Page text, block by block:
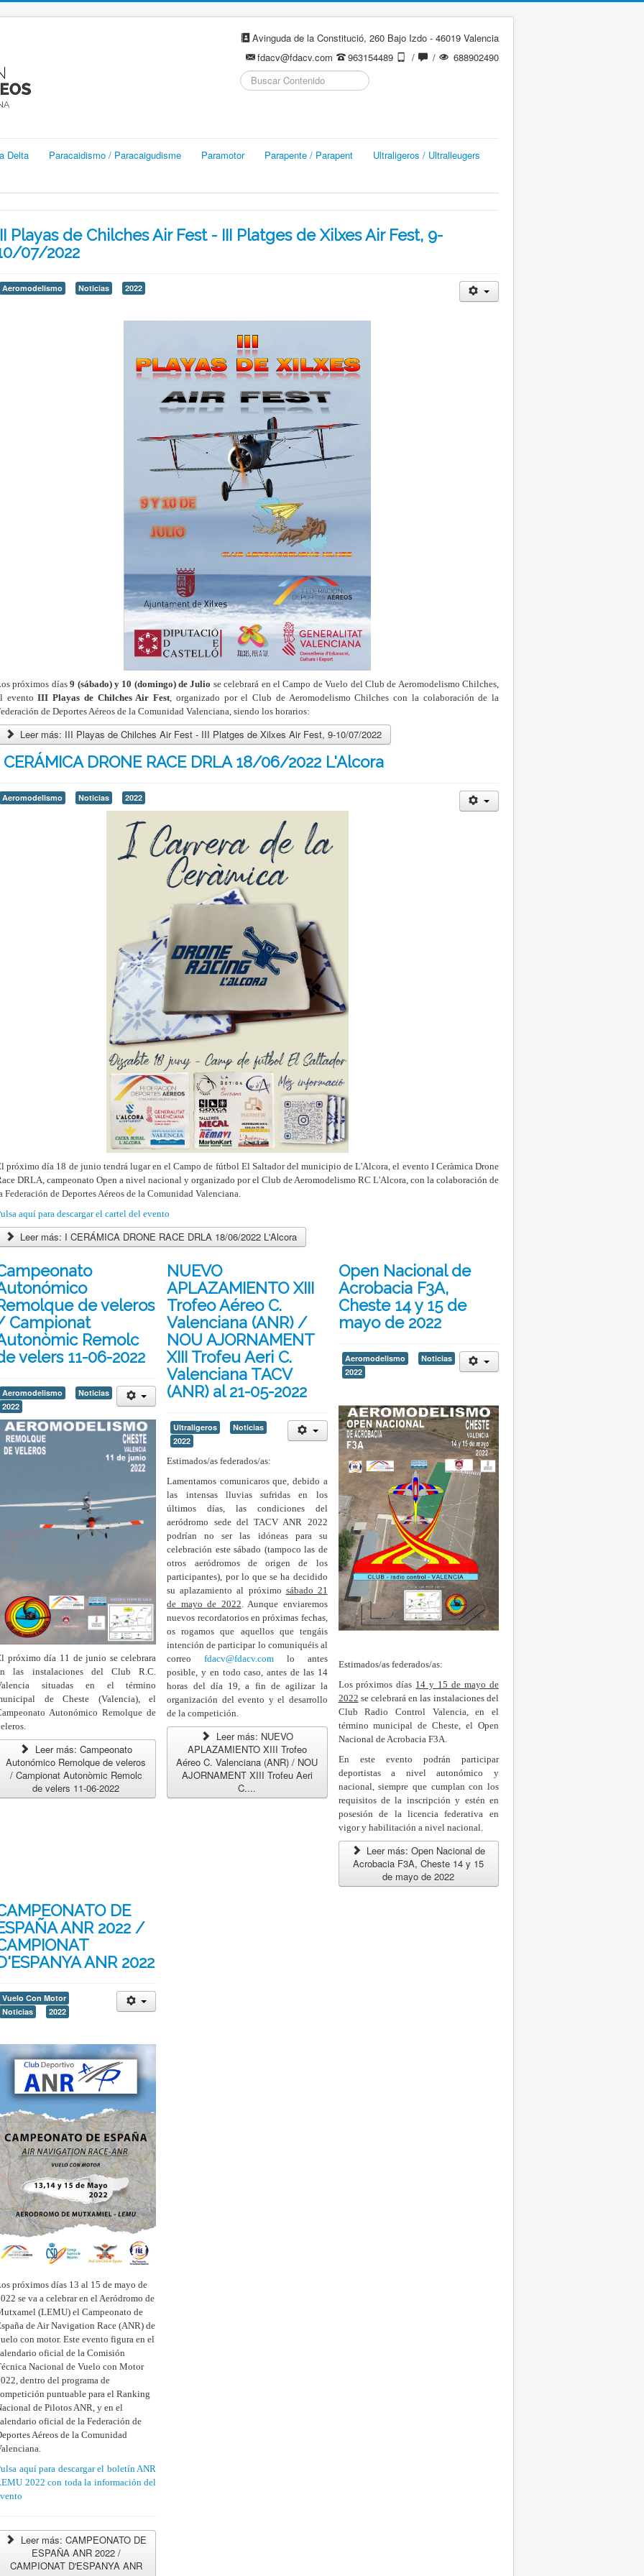
Avinguda de la Constitució, 260 Bajo Izdo - 46019 Valencia
fdacv@fdacv.com
963154489 / /
688902490
Buscar...
Delta Paracaidismo / Paracaigudisme Paramotor Parapente / Parapent Ultraligeros / Ultralleugers
Playas de Chilches Air Fest - III Platges de Xilxes Air Fest, 9-
07/2022
Aeromodelismo Noticias 2022
próximos días9 (sábado) y 10 (domingo) de Julio se celebrará en el Campo de Vuelo del Club de Aeromodelismo Chilches,
eventoIII Playas de Chilches Air Fest , organizado por el Club de Aeromodelismo Chilches con la colaboración de la
de Deportes Aéreos de la Comunidad Valenciana, siendo los horarios:
Leer más: III Playas de Chilches Air Fest - III Platges de Xilxes Air Fest, 9-10/07/2022
CERÁMICA DRONE RACE DRLA 18/06/2022 L'Alcora
Aeromodelismo Noticias 2022
próximo día 18 de junio tendrá lugar en el Campo de fútbol El Saltador del municipio de L'Alcora, el evento I Ceràmica Drone
DRLA, campeonato Open a nivel nacional y organizado por el Club de Aeromodelismo RC L'Alcora, con la colaboración de
Federación de Deportes Aéreos de la Comunidad Valenciana.
aquí para descargar el cartel del evento
Leer más: I CERÁMICA DRONE RACE DRLA 18/06/2022 L'Alcora
de veleros
Campionat
Remolc
velers 11-06-2022
Aeromodelismo
Noticias
2022
próximo día 11 de junio se celebrara
las instalaciones del Club R.C.
situadas en el término
de Cheste (Valencia), el
Autonómico Remolque de
Leer más: Campeonato
Autonómico Remolque de veleros
/ Campionat Autonòmic Remolc
de velers 11-06-2022
NUEVO
APLAZAMIENTO XIII
Trofeo Aéreo C.
Valenciana (ANR) /
NOU AJORNAMENT
XIII Trofeu Aeri C.
Valenciana TACV
(ANR) al 21-05-2022
Ultraligeros
Noticias
2022
Estimados/as federados/as:
Lamentamos comunicaros que, debido a
las intensas lluvias sufridas en los
últimos días, las condiciones del
aeródromo sede del TACV ANR 2022
podrían no ser las idóneas para su
celebración este sábado (tampoco las de
otros aeródromos de origen de los
participantes), por lo que se ha decidido
su aplazamiento al próximo sábado 21
de mayo de 2022. Aunque enviaremos
nuevos recordatorios en próximas fechas,
os rogamos que aquellos que tengáis
intención de participar lo comuniquéis al
correofdacv@fdacv.com lo antes
posible, y en todo caso, antes de las 14
horas del día 19, a fin de agilizar la
organización del evento y el desarrollo
de la competición.
Leer más: NUEVO
APLAZAMIENTO XIII Trofeo
Aéreo C. Valenciana (ANR) / NOU
AJORNAMENT XIII Trofeu Aeri
C....
Open Nacional de
Acrobacia F3A,
Cheste 14 y 15 de
mayo de 2022
Aeromodelismo
Noticias
2022
Estimados/as federados/as:
Los próximos días 14 y 15 de mayo de
2022 se celebrará en las instalaciones del
Club Radio Control Valencia, en el
término municipal de Cheste, el Open
Nacional de Acrobacia F3A.
En este evento podrán participar
deportistas a nivel autonómico y
nacional, siempre que cumplan con los
requisitos de la inscripción y estén en
posesión de la licencia federativa en
vigor y habilitación a nivel nacional.
Leer más: Open Nacional de
Acrobacia F3A, Cheste 14 y 15
de mayo de 2022
DE
ANR 2022 /
ANR 2022
Vuelo Con Motor
Noticias
2022
próximos días 13 al 15 de mayo de
se va a celebrar en el Aeródromo de
(LEMU) el Campeonato de
de Air Navigation Race (ANR) de
con motor. Este evento figura en el
oficial de la Comisión
Nacional de Vuelo con Motor
dentro del programa de
puntuable para el Ranking
de Pilotos ANR, y en el
oficial de la Federación de
Aéreos de la Comunidad
aquí para descargar el boletín ANR
2022 con toda la información del
Leer más: CAMPEONATO DE
ESPAÑA ANR 2022 /
CAMPIONAT D'ESPANYA ANR